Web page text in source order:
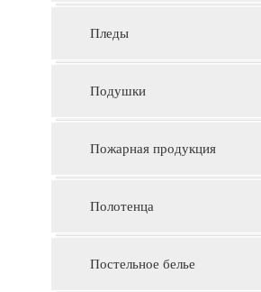
Пледы
Подушки
Пожарная продукция
Полотенца
Постельное белье